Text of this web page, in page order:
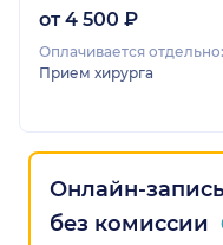
от 4 500 ₽
Оплачивается отдельно:
Прием хирурга
Онлайн-
без комиссии